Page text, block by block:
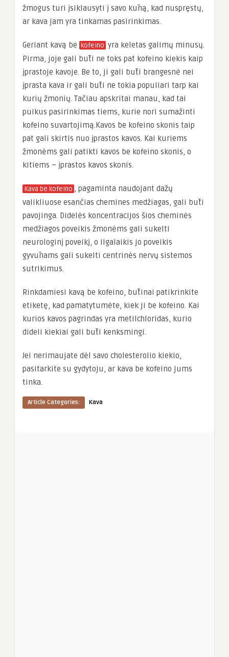
žmogus turi įsiklausyti į savo kūną, kad nuspręstų,
ar kava jam yra tinkamas pasirinkimas.
Geriant kavą be kofeino yra keletas galimų minusų.
Pirma, joje gali būti ne toks pat kofeino kiekis kaip
įprastoje kavoje. Be to, ji gali būti brangesnė nei
įprasta kava ir gali būti ne tokia populiari tarp kai
kurių žmonių. Tačiau apskritai manau, kad tai
puikus pasirinkimas tiems, kurie nori sumažinti
kofeino suvartojimą.Kavos be kofeino skonis taip
pat gali skirtis nuo įprastos kavos. Kai kuriems
žmonėms gali patikti kavos be kofeino skonis, o
kitiems – įprastos kavos skonis.
Kava be kofeino , pagaminta naudojant dažų
valikliuose esančias chemines medžiagas, gali būti
pavojinga. Didelės koncentracijos šios cheminės
medžiagos poveikis žmonėms gali sukelti
neurologinį poveikį, o ilgalaikis jo poveikis
gyvūnams gali sukelti centrinės nervų sistemos
sutrikimus.
Rinkdamiesi kavą be kofeino, būtinai patikrinkite
etiketę, kad pamatytumėte, kiek ji be kofeino. Kai
kurios kavos pagrindas yra metilchloridas, kurio
dideli kiekiai gali būti kenksmingi.
Jei nerimaujate dėl savo cholesterolio kiekio,
pasitarkite su gydytoju, ar kava be kofeino jums
tinka.
Article Categories: Kava